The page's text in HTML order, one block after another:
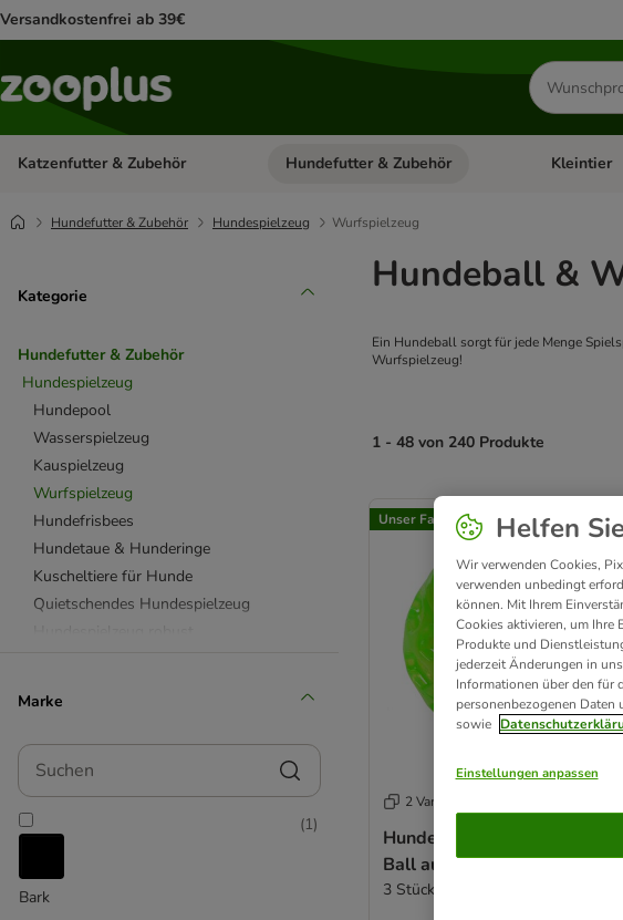
Versandkostenfrei ab 39€
Produkte
suchen
Katzenfutter & Zubehör Kategorie-Menü öffnen: Katzenfutter & Zubehör
Hundefutter & Zubehör Kategorie-
Kleintier
Hundefutter & Zubehör Hundespielzeug Wurfspielzeug
Kategorie
Hundefutter & Zubehör
Hundespielzeug
Hundepool
Wasserspielzeug
Kauspielzeug
Wurfspielzeug
Hundefrisbees
Hundetaue & Hunderinge
Kuscheltiere für Hunde
Quietschendes Hundespielzeug
Bobby
Chuckit!
Designed by Lotte
KONG
Modern Living
Marke
Suchen
Bark
(1)
Hundeball &
Ein Hundeball sorgt für jede Menge
Wurfspielzeug!
1 - 48 von 240 Produkte
product items have been changed
Unser Favorit
2 Varianten
Hundespielzeug Squeaky
Ball aus TPR
3 Stück (Ø 6 cm)
Helfen
Wir verwenden Cookies,
verwenden unbedingt
können. Mit Ihrem
Cookies aktivieren, um Ihre
Produkte und
jederzeit Änderungen in
Informationen über den für
personenbezogenen Daten
sowie
Einstellungen anpassen